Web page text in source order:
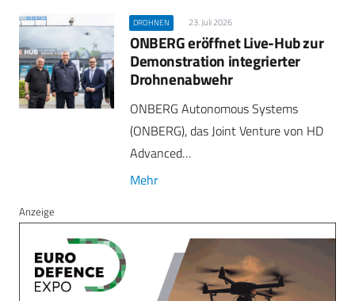
DROHNEN 23. Juli 2026
ONBERG eröffnet Live-Hub zur
Demonstration integrierter
Drohnenabwehr
ONBERG Autonomous Systems
(ONBERG), das Joint Venture von HD
Advanced…
Mehr
Anzeige